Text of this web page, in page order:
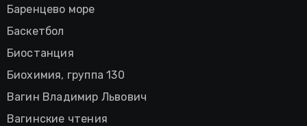
Баренцево море
Баскетбол
Биостанция
Биохимия, группа 130
Вагин Владимир Львович
Вагинские чтения